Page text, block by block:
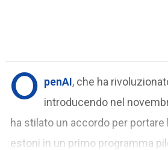
O penAI, che ha
introducendo nel
ha stilato un accordo per portare
estoni in un primo programma